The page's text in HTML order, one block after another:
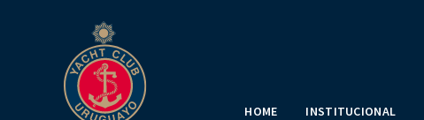
HOME INSTITUCIONAL